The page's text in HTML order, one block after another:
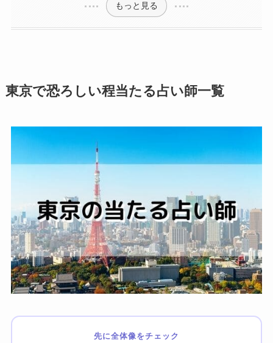
もっと見る
東京で恐ろしい程当たる占い師一覧
先に全体像をチェック